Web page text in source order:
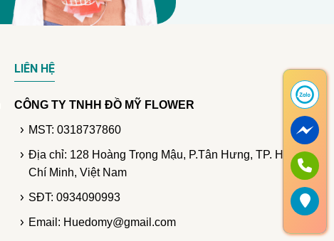
LIÊN HỆ
CÔNG TY TNHH ĐỒ MỸ FLOWER
MST: 0318737860
Địa chỉ: 128 Hoàng Trọng Mậu, P.Tân Hưng, TP. Hồ
Chí Minh, Việt Nam
SĐT: 0934090993
Email: Huedomy@gmail.com